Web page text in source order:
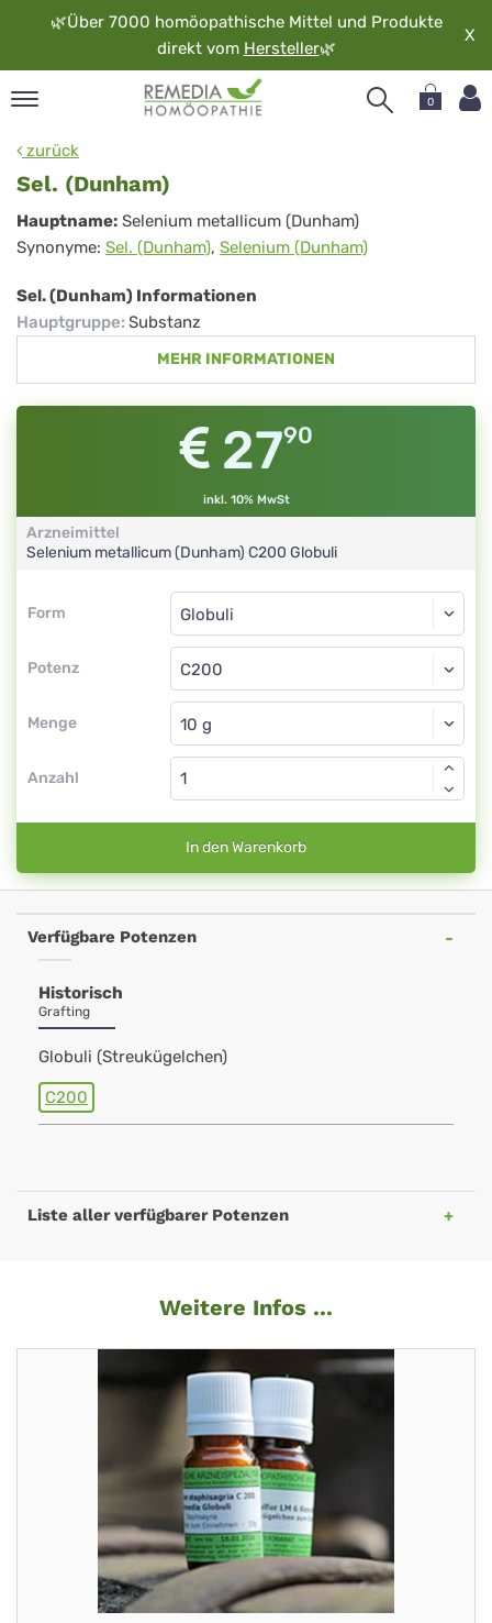
🌿Über 7000 homöopathische Mittel und Produkte
direkt vom Hersteller🌿
X
0
zurück
Sel. (Dunham)
Sel.
(Dunham)
Hauptname: Selenium metallicum (Dunham)
Synonyme: Sel. (Dunham), Selenium (Dunham)
Sel. (Dunham) Informationen
Hauptgruppe: Substanz
MEHR INFORMATIONEN
2790
inkl. 10% MwSt
Arzneimittel
Selenium metallicum (Dunham) C200 Globuli
Form
Form
Potenz
Globuli
C200
Menge
Globuli
Anzahl
In den Warenkorb
Verfügbare Potenzen
Historisch
Grafting
Globuli (Streukügelchen)
C200
Liste aller verfügbarer Potenzen
Weitere Infos ...